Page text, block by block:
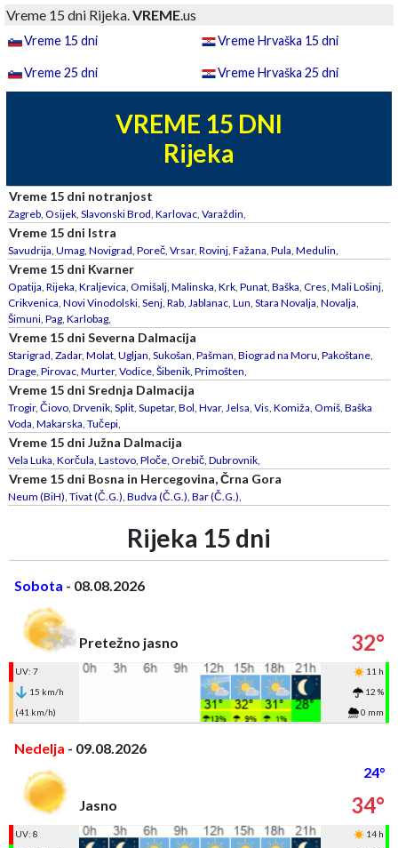
Vreme 15 dni Rijeka.VREME.us
Vreme 15 dni Vreme Hrvaška 15 dni
Vreme 25 dni Vreme Hrvaška 25 dni
VREME 15 DNI
Rijeka
Vreme 15 dni notranjost
Zagreb, Osijek, Slavonski Brod, Karlovac, Varaždin,
Vreme 15 dni Istra
Savudrija, Umag, Novigrad, Poreč, Vrsar, Rovinj, Fažana, Pula, Medulin,
Vreme 15 dni Kvarner
Opatija, Rijeka, Kraljevica, Omišalj, Malinska, Krk, Punat, Baška, Cres, Mali Lošinj,
Crikvenica, Novi Vinodolski, Senj, Rab, Jablanac, Lun, Stara Novalja, Novalja,
Šimuni, Pag, Karlobag,
Vreme 15 dni Severna Dalmacija
Starigrad, Zadar, Molat, Ugljan, Sukošan, Pašman, Biograd na Moru, Pakoštane,
Drage, Pirovac, Murter, Vodice, Šibenik, Primošten,
Vreme 15 dni Srednja Dalmacija
Trogir, Čiovo, Drvenik, Split, Supetar, Bol, Hvar, Jelsa, Vis, Komiža, Omiš, Baška
Voda, Makarska, Tučepi,
Vreme 15 dni Južna Dalmacija
Vela Luka, Korčula, Lastovo, Ploče, Orebič, Dubrovnik,
Vreme 15 dni Bosna in Hercegovina, Črna Gora
Neum (BiH), Tivat (Č.G.), Budva (Č.G.), Bar (Č.G.),
Rijeka 15 dni
Sobota - 08.08.2026
Pretežno jasno 32°
UV: 7
11 h
15 km/h
12 %
(41 km/h)
0 mm
Nedelja - 09.08.2026
24°
Jasno
34°
UV: 8
14 h